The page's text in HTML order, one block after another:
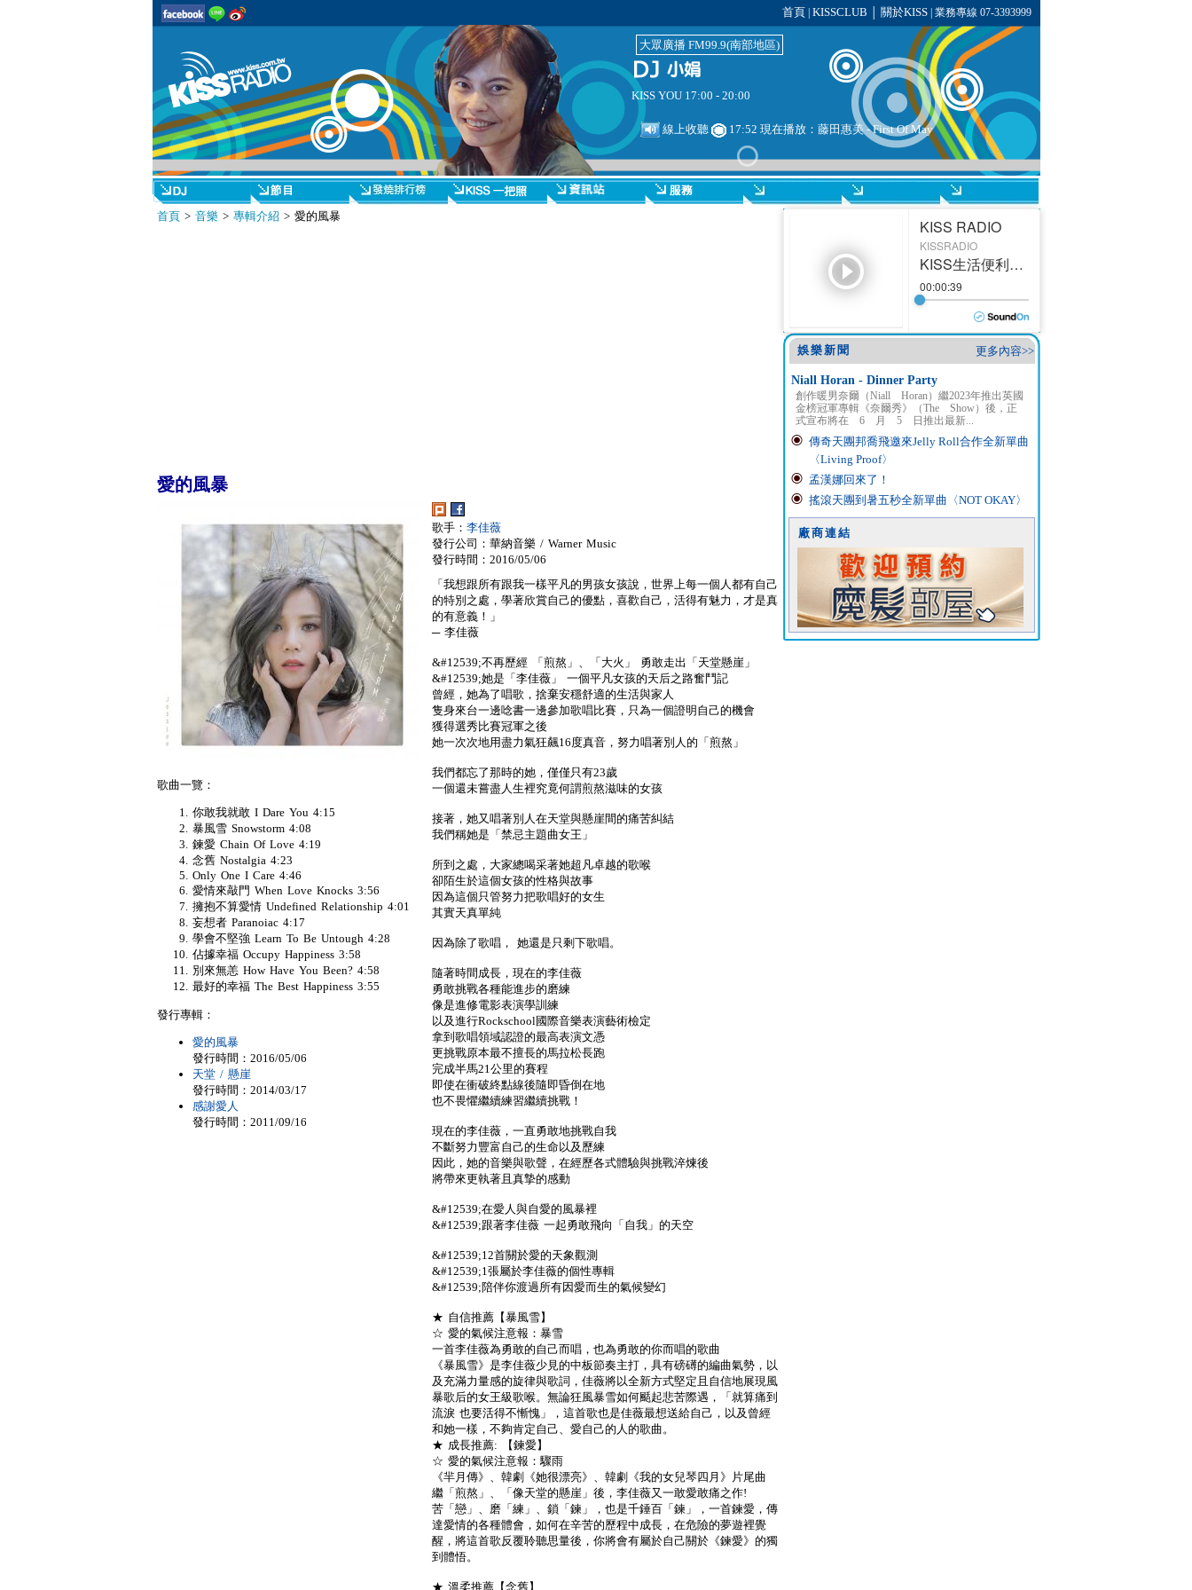
首頁 KISSCLUB 關於KISS| 業務專線 07-3393999
大眾廣播 FM99.9(南部地區)
KISS YOU 17:00 - 20:00
線上收聽 17:52 現在播放： 藤田惠美- First Of May
首頁> 音樂> 專輯介紹 > 愛的風暴
愛的風暴
歌手： 李佳薇
發行公司：華納音樂 / Warner Music
發行時間：2016/05/06
「我想跟所有跟我一樣平凡的男孩女孩說，世界上每一個人都有自己
的特別之處，學著欣賞自己的優點，喜歡自己，活得有魅力，才是真
的有意義！」
─ 李佳薇
&#12539;不再歷經 「煎熬」、「大火」 勇敢走出「天堂懸崖」
&#12539;她是「李佳薇」 一個平凡女孩的天后之路奮鬥記
曾經，她為了唱歌，捨棄安穩舒適的生活與家人
隻身來台一邊唸書一邊參加歌唱比賽，只為一個證明自己的機會
獲得選秀比賽冠軍之後
她一次次地用盡力氣狂飆16度真音，努力唱著別人的「煎熬」
我們都忘了那時的她，僅僅只有23歲
一個還未嘗盡人生裡究竟何謂煎熬滋味的女孩
接著，她又唱著別人在天堂與懸崖間的痛苦糾結
我們稱她是「禁忌主題曲女王」
所到之處，大家總喝采著她超凡卓越的歌喉
卻陌生於這個女孩的性格與故事
因為這個只管努力把歌唱好的女生
其實天真單純
因為除了歌唱， 她還是只剩下歌唱。
隨著時間成長，現在的李佳薇
勇敢挑戰各種能進步的磨練
像是進修電影表演學訓練
以及進行Rockschool國際音樂表演藝術檢定
拿到歌唱領域認證的最高表演文憑
更挑戰原本最不擅長的馬拉松長跑
完成半馬21公里的賽程
即使在衝破終點線後隨即昏倒在地
也不畏懼繼續練習繼續挑戰！
現在的李佳薇，一直勇敢地挑戰自我
不斷努力豐富自己的生命以及歷練
因此，她的音樂與歌聲，在經歷各式體驗與挑戰淬煉後
將帶來更執著且真摯的感動
&#12539;在愛人與自愛的風暴裡
&#12539;跟著李佳薇 一起勇敢飛向「自我」的天空
&#12539;12首關於愛的天象觀測
&#12539;1張屬於李佳薇的個性專輯
&#12539;陪伴你渡過所有因愛而生的氣候變幻
★ 自信推薦【暴風雪】
☆ 愛的氣候注意報：暴雪
一首李佳薇為勇敢的自己而唱，也為勇敢的你而唱的歌曲
《暴風雪》是李佳薇少見的中板節奏主打，具有磅礡的編曲氣勢，以
及充滿力量感的旋律與歌詞，佳薇將以全新方式堅定且自信地展現風
暴歌后的女王級歌喉。無論狂風暴雪如何颳起悲苦際遇，「就算痛到
流淚 也要活得不慚愧」，這首歌也是佳薇最想送給自己，以及曾經
和她一樣，不夠肯定自己、愛自己的人的歌曲。
★ 成長推薦: 【鍊愛】
☆ 愛的氣候注意報：驟雨
《羋月傳》、韓劇《她很漂亮》、韓劇《我的女兒琴四月》片尾曲
繼「煎熬」、「像天堂的懸崖」後，李佳薇又一敢愛敢痛之作!
苦「戀」、磨「練」、鎖「鍊」，也是千錘百「鍊」，一首鍊愛，傳
達愛情的各種體會，如何在辛苦的歷程中成長，在危險的夢遊裡覺
醒，將這首歌反覆聆聽思量後，你將會有屬於自己關於《鍊愛》的獨
到體悟。
★ 溫柔推薦【念舊】
歌曲一覽：
你敢我就敢 I Dare You 4:15
暴風雪 Snowstorm 4:08
鍊愛 Chain Of Love 4:19
念舊 Nostalgia 4:23
Only One I Care 4:46
愛情來敲門 When Love Knocks 3:56
擁抱不算愛情 Undefined Relationship 4:01
妄想者 Paranoiac 4:17
學會不堅強 Learn To Be Untough 4:28
佔據幸福 Occupy Happiness 3:58
別來無恙 How Have You Been? 4:58
最好的幸福 The Best Happiness 3:55
發行專輯：
愛的風暴
發行時間：2016/05/06
天堂 / 懸崖
發行時間：2014/03/17
感謝愛人
發行時間：2011/09/16
更多內容>>
娛樂新聞
Niall Horan - Dinner Party
創作暖男奈爾（Niall Horan）繼2023年推出英國
金榜冠軍專輯《奈爾秀》（The Show）後，正
式宣布將在 6 月 5 日推出最新...
傳奇天團邦喬飛邀來Jelly Roll合作全新單曲
〈Living Proof〉
孟漢娜回來了！
搖滾天團到暑五秒全新單曲〈NOT OKAY〉
廠商連結